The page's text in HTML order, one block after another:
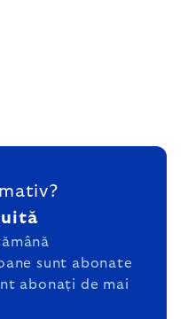
sunt abonate
abonați de mai